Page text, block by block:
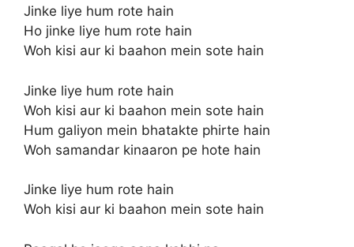
Jinke liye hum rote hain
Ho jinke liye hum rote hain
Woh kisi aur ki baahon mein sote hain
Jinke liye hum rote hain
Woh kisi aur ki baahon mein sote hain
Hum galiyon mein bhatakte phirte hain
Woh samandar kinaaron pe hote hain
Jinke liye hum rote hain
Woh kisi aur ki baahon mein sote hain